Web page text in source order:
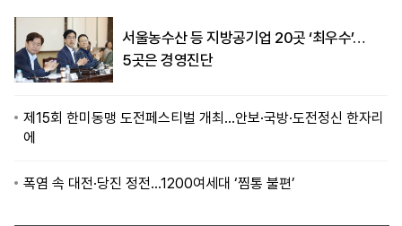
서울농수산 등 지방공기업 20곳 ‘최우수’…
5곳은 경영진단
제15회 한미동맹 도전페스티벌 개최…안보·국방·도전정신 한자리
에
폭염 속 대전·당진 정전…1200여세대 ‘찜통 불편’